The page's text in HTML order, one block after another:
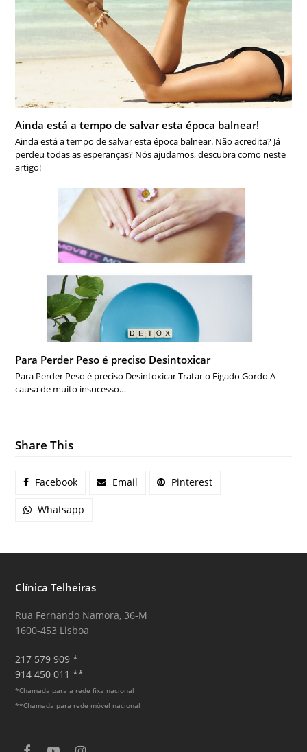
Ainda está a tempo de salvar esta época balnear!
Ainda está a tempo de salvar esta época balnear. Não acredita? Já
perdeu todas as esperanças? Nós ajudamos, descubra como neste
artigo!
Para Perder Peso é preciso Desintoxicar
Para Perder Peso é preciso Desintoxicar Tratar o Fígado Gordo A
causa de muito insucesso…
Share This
Facebook Email Pinterest
Whatsapp
Clínica Telheiras
Rua Fernando Namora, 36-M
1600-453 Lisboa
217 579 909 *
914 450 011 **
*Chamada para a rede fixa nacional
**Chamada para rede móvel nacional